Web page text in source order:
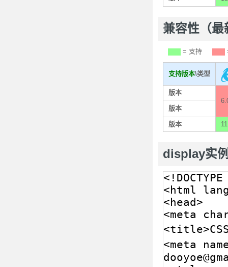
兼容性（
= 支持
支持版本\类型
版本
版本
版本
display实